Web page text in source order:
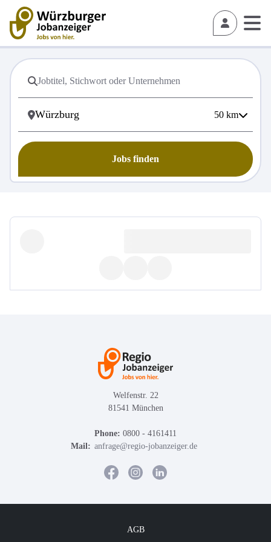
50 km
Jobs finden
Welfenstr. 22
81541 München
Phone: 0800 - 4161411
Mail: anfrage@regio-jobanzeiger.de
AGB